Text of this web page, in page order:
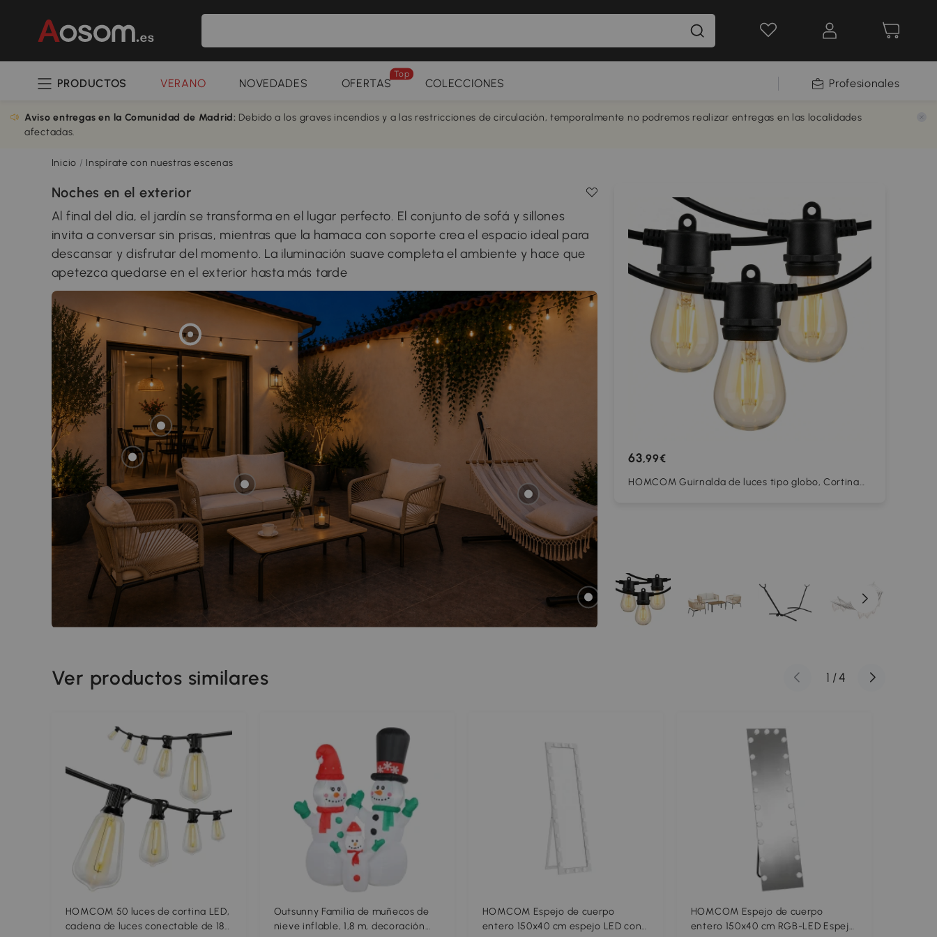
PRODUCTOS VERANO NOVEDADES OFERTAS
Top
COLECCIONES Profesionales
Aviso entregas en la Comunidad de Madrid: Debido a los graves incendios y a las restricciones de circulación, temporalmente no podremos realizar entregas en las localidades
afectadas.
Inicio / Inspírate con nuestras escenas
Noches en el exterior
Al final del día, el jardín se transforma en el lugar perfecto. El conjunto de sofá y sillones
invita a conversar sin prisas, mientras que la hamaca con soporte crea el espacio ideal para
descansar y disfrutar del momento. La iluminación suave completa el ambiente y hace que
apetezca quedarse en el exterior hasta más tarde
63,99€
HOMCOM Guirnalda de luces tipo globo, Cortina
Ver productos similares 1 /4
HOMCOM 50 luces de cortina LED,
cadena de luces conectable de 18
Outsunny Familia de muñecos de
nieve inflable, 1,8 m, decoración
HOMCOM Espejo de cuerpo
entero 150x40 cm espejo LED con
HOMCOM Espejo de cuerpo
entero 150x40 cm RGB-LED Espejo